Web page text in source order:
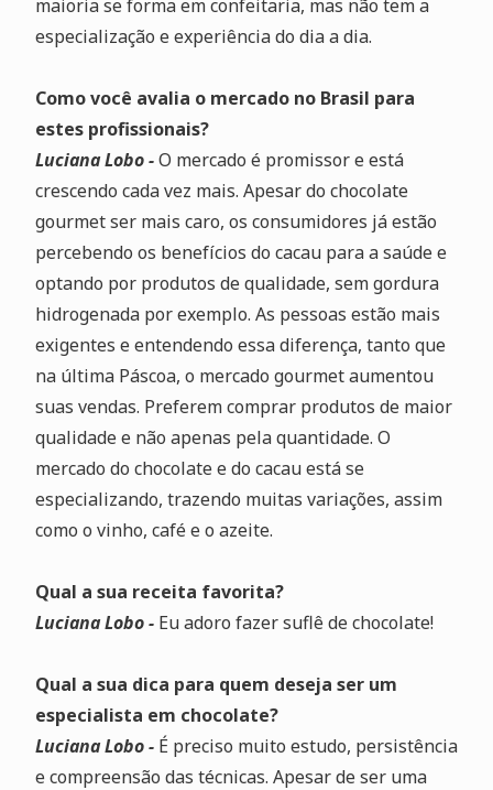
maioria se forma em confeitaria, mas não tem a
especialização e experiência do dia a dia.
Como você avalia o mercado no Brasil para
estes profissionais?
Luciana Lobo -O mercado é promissor e está
crescendo cada vez mais. Apesar do chocolate
gourmet ser mais caro, os consumidores já estão
percebendo os benefícios do cacau para a saúde e
optando por produtos de qualidade, sem gordura
hidrogenada por exemplo. As pessoas estão mais
exigentes e entendendo essa diferença, tanto que
na última Páscoa, o mercado gourmet aumentou
suas vendas. Preferem comprar produtos de maior
qualidade e não apenas pela quantidade. O
mercado do chocolate e do cacau está se
especializando, trazendo muitas variações, assim
como o vinho, café e o azeite.
Qual a sua receita favorita?
Luciana Lobo - Eu adoro fazer suflê de chocolate!
Qual a sua dica para quem deseja ser um
especialista em chocolate?
Luciana Lobo - É preciso muito estudo, persistência
e compreensão das técnicas. Apesar de ser uma